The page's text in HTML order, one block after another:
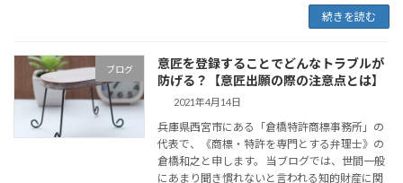
続きを読む
ブログ
意匠を登録することでどんなトラブルが
防げる？【意匠出願の際の注意点とは】
2021年4月14日
兵庫県西宮市にある「倉橋特許商標事務所」の
代表で、《商標・特許を専門とする弁理士》の
倉橋和之と申します。 当ブログでは、世間一般
にあまり聞き慣れないと言われる知的財産に関